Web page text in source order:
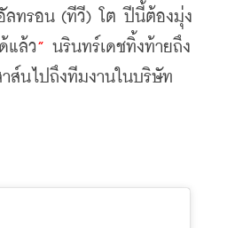
ลทรอน (ทีวี) โต ปีนี้ต้องมุ่ง
แล้ว” นรินทร์เดชทิ้งท้ายถึง
าส์นไปถึงทีมงานในบริษัท